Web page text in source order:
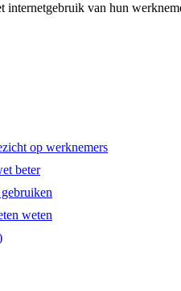
van hun
op werknemers
beter
weten